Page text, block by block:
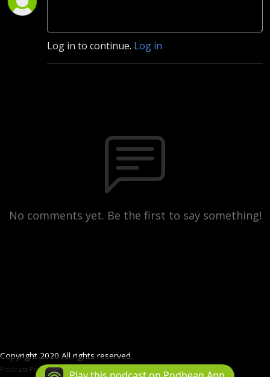
Log in to continue. Log in
No comments yet. Be the first to say something!
Copyright 2020 All rights reserved.
Podcast Powered ByPodbean